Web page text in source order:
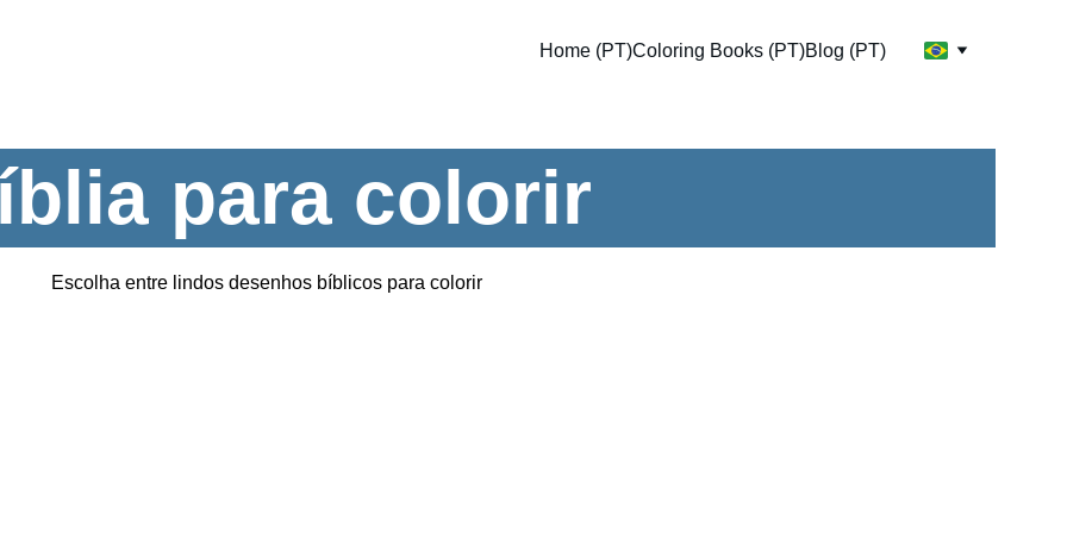
Home (PT)Coloring Books (PT)Blog (PT)
para colorir
Escolha entre lindos desenhos bíblicos para colorir